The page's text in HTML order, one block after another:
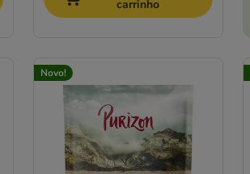
carrinho
Novo!